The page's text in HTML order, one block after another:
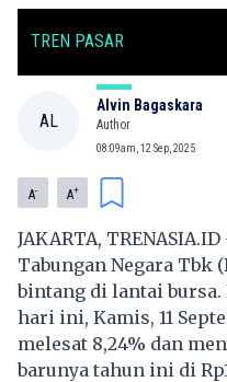
TREN PASAR
AL
Alvin Bagaskara
Author
08:09am, 12 Sep, 2025
A- A+
JAKARTA, TRENASIA.ID
Tabungan Negara Tbk (
bintang di lantai bursa.
hari ini, Kamis, 11
melesat 8,24% dan
barunya tahun ini di